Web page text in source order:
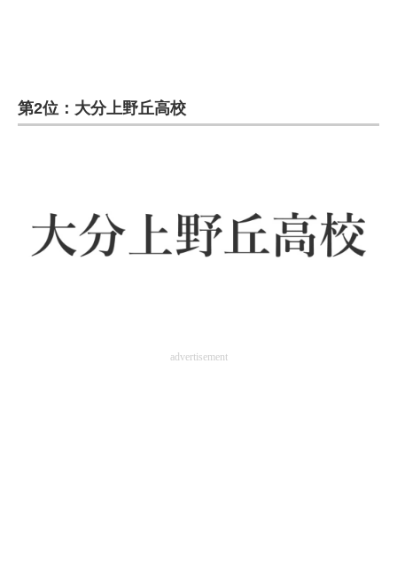
エレクトロニクス専門サイト
建設×テクノロジーの最前線
第2位：大分上野丘高校
advertisement